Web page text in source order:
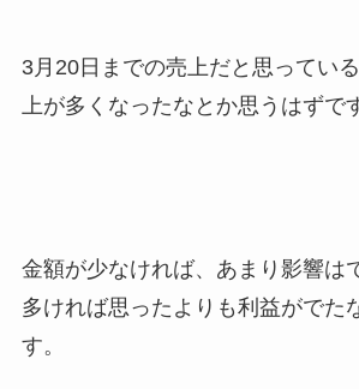
3月20日までの売上だと思ってい
上が多くなったなとか思うはずで
金額が少なければ、あまり影響は
多ければ思ったよりも利益がでた
す。